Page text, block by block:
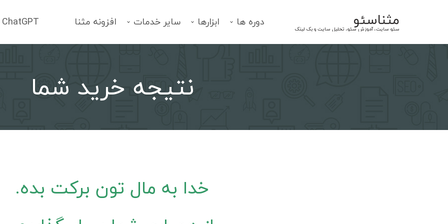
مثناسئو
سئو سایت، آموزش سئو، تحلیل سایت و بک لینک دوره ها ابزارها سایر خدمات
فهرست خدمات
انتخاب یک سرویس
افزونه مثنا ChatGPT
نتیجه خرید شما
خدا به مال تون برکت بده.